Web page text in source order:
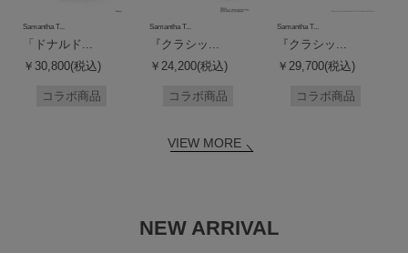
Samantha T...
「ドナルド...
￥30,800(税込)
コラボ商品
Samantha T...
『クラシッ...
￥24,200(税込)
コラボ商品
Samantha T...
『クラシッ...
￥29,700(税込)
コラボ商品
VIEW MORE
NEW ARRIVAL